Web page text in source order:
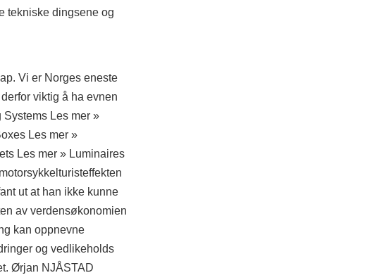
tekniske dingsene og
Vi er Norges eneste
viktig å ha evnen
Les mer »
Les mer »
Les mer » Luminaires
ut at han ikke kunne
av verdensøkonomien
kan oppnevne
og vedlikeholds
Ørjan NJÅSTAD